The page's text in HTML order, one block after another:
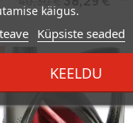
käigus.
Küpsiste seaded
KEELDU